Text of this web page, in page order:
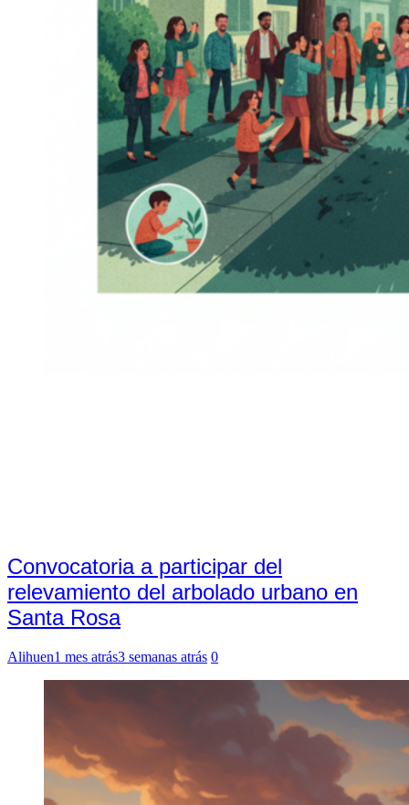
Convocatoria a participar del
relevamiento del arbolado urbano en
Santa Rosa
Alihuen1 mes atrás3 semanas atrás 0